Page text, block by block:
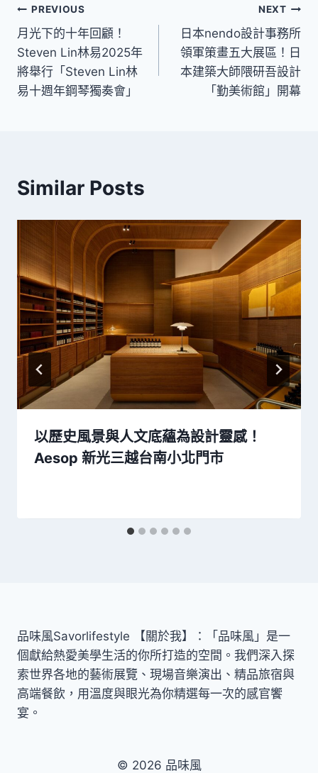
文
章
導
覽
PREVIOUS
月光下的十年回顧！
Steven Lin林易2025年
將舉行「Steven Lin林
易十週年鋼琴獨奏會」
NEXT
日本nendo設計事務所
領軍策畫五大展區！日
本建築大師隈研吾設計
「勤美術館」開幕
Similar Posts
以歷史風景與人文底蘊為設計靈感！
Aesop 新光三越台南小北門市
品味風Savorlifestyle 【關於我】：「品味風」是一
個獻給熱愛美學生活的你所打造的空間。我們深入探
索世界各地的藝術展覽、現場音樂演出、精品旅宿與
高端餐飲，用溫度與眼光為你精選每一次的感官饗
宴。
© 2026 品味風